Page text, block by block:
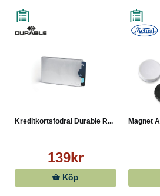
Kreditkortsfodral Durable R...
139kr
Köp
Magnet